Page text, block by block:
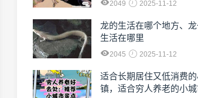
2049 2025-11-12
龙的生活在哪个地方、
生活在哪里
2045 2025-11-12
适合长期居住又低消费
镇，适合穷人养老的小